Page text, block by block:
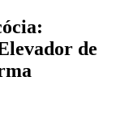
de